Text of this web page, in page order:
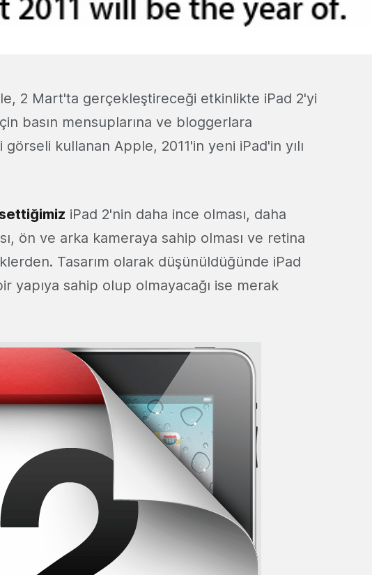
2 Mart'ta gerçekleştireceği etkinlikte iPad 2'yi
basın mensuplarına ve bloggerlara
kullanan Apple, 2011'in yeni iPad'in yılı
iPad 2'nin daha ince olması, daha
ön ve arka kameraya sahip olması ve retina
Tasarım olarak düşünüldüğünde iPad
yapıya sahip olup olmayacağı ise merak